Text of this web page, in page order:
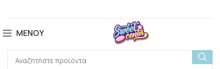
ΜΕΝΟΎ